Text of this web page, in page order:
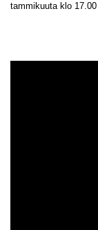
tammikuuta klo